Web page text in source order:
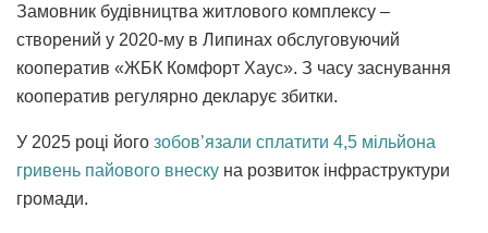
Замовник будівництва житлового комплексу –
створений у 2020-му в Липинах обслуговуючий
кооператив «ЖБК Комфорт Хаус». З часу заснування
кооператив регулярно декларує збитки.
У 2025 році його зобов’язали сплатити 4,5 мільйона
гривень пайового внеску на розвиток інфраструктури
громади.